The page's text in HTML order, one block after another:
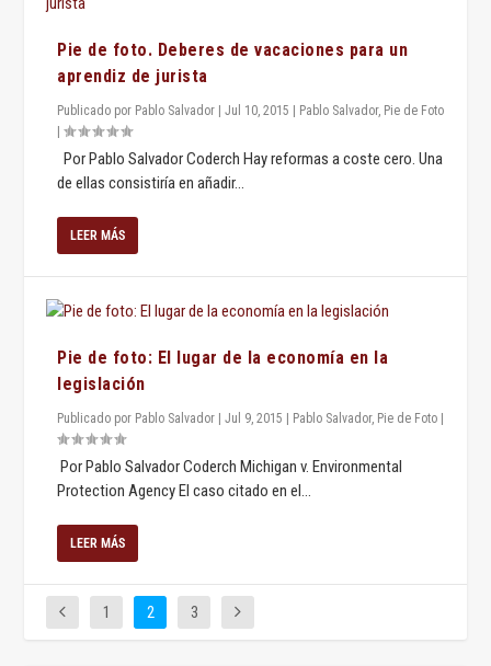
Pie de foto. Deberes de vacaciones para un
aprendiz de jurista
Publicado por Pablo Salvador |Jul 10, 2015 Pablo Salvador, Pie de Foto
|
Por Pablo Salvador Coderch Hay reformas a coste cero. Una
de ellas consistiría en añadir...
LEER MÁS
Pie de foto: El lugar de la economía en la
legislación
Publicado por Pablo Salvador |Jul 9, 2015 Pablo Salvador, Pie de Foto
Por Pablo Salvador Coderch Michigan v. Environmental
Protection Agency El caso citado en el...
LEER MÁS
1 2 3